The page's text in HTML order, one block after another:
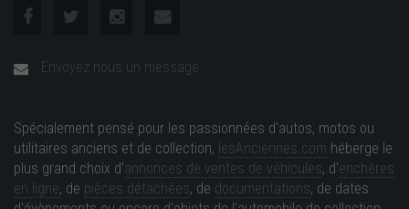
Envoyez nous un message
Spécialement pensé pour les passionnées d'autos, motos ou
utilitaires anciens et de collection, lesAnciennes.com héberge le
plus grand choix d'annonces de ventes de véhicules, d'enchères
en ligne, de pièces détachées, de documentations, de dates